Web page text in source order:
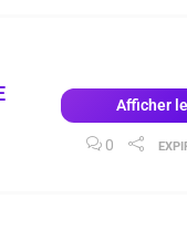
Afficher
0